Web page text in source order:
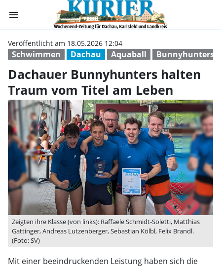
menu Dachauer
Schwimmen Dachau Aquaball Bunnyhunters
Veröffentlicht am 18.05.2026 12:04
Dachauer Bunnyhunters halten
Traum vom Titel am Leben
Zeigten ihre Klasse (von links): Raffaele Schmidt-Soletti, Matthias
Gattinger, Andreas Lutzenberger, Sebastian Kölbl, Felix Brandl.
(Foto: SV)
Mit einer beeindruckenden Leistung haben sich die